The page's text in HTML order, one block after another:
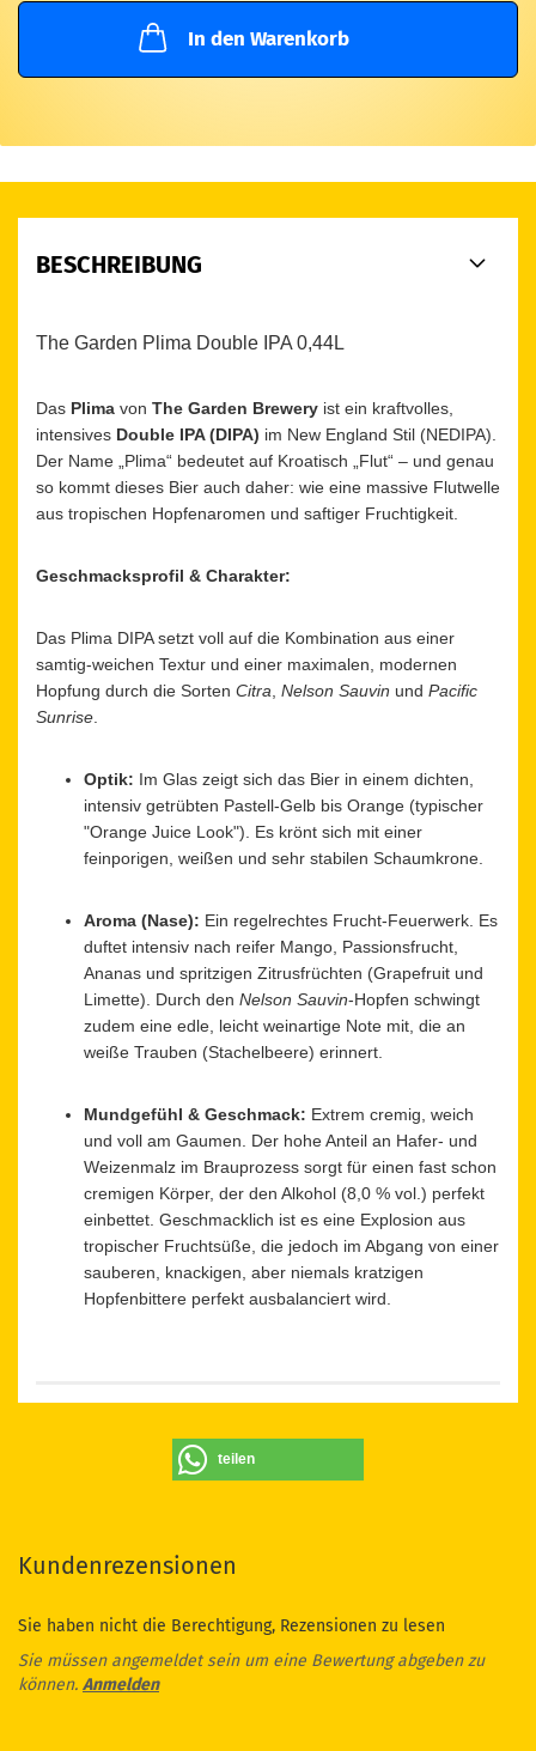
In den Warenkorb
BESCHREIBUNG
The Garden Plima Double IPA 0,44L
Das Plima von The Garden Brewery ist ein kraftvolles,
intensives Double IPA (DIPA) im New England Stil (NEDIPA).
Der Name „Plima“ bedeutet auf Kroatisch „Flut“ – und genau
so kommt dieses Bier auch daher: wie eine massive Flutwelle
aus tropischen Hopfenaromen und saftiger Fruchtigkeit.
Geschmacksprofil & Charakter:
Das Plima DIPA setzt voll auf die Kombination aus einer
samtig-weichen Textur und einer maximalen, modernen
Hopfung durch die Sorten Citra Nelson Sauvin und Pacific
Sunrise
Optik: Im Glas zeigt sich das Bier in einem dichten,
intensiv getrübten Pastell-Gelb bis Orange (typischer
"Orange Juice Look"). Es krönt sich mit einer
feinporigen, weißen und sehr stabilen Schaumkrone.
Aroma (Nase): Ein regelrechtes Frucht-Feuerwerk. Es
duftet intensiv nach reifer Mango, Passionsfrucht,
Ananas und spritzigen Zitrusfrüchten (Grapefruit und
Limette). Durch den Nelson Sauvin-Hopfen schwingt
zudem eine edle, leicht weinartige Note mit, die an
weiße Trauben (Stachelbeere) erinnert.
Mundgefühl & Geschmack: Extrem cremig, weich
und voll am Gaumen. Der hohe Anteil an Hafer- und
Weizenmalz im Brauprozess sorgt für einen fast schon
cremigen Körper, der den Alkohol (8,0 % vol.) perfekt
einbettet. Geschmacklich ist es eine Explosion aus
tropischer Fruchtsüße, die jedoch im Abgang von einer
sauberen, knackigen, aber niemals kratzigen
Hopfenbittere perfekt ausbalanciert wird.
teilen
Kundenrezensionen
Sie haben nicht die Berechtigung, Rezensionen zu lesen
Sie müssen angemeldet sein um eine Bewertung abgeben zu
können. Anmelden